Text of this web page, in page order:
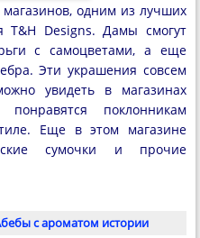
одним из лучших
T&H Designs. Дамы смогут
с самоцветами, а еще
Эти украшения совсем
увидеть в магазинах
поклонникам
Еще в этом магазине
сумочки и прочие
с ароматом истории